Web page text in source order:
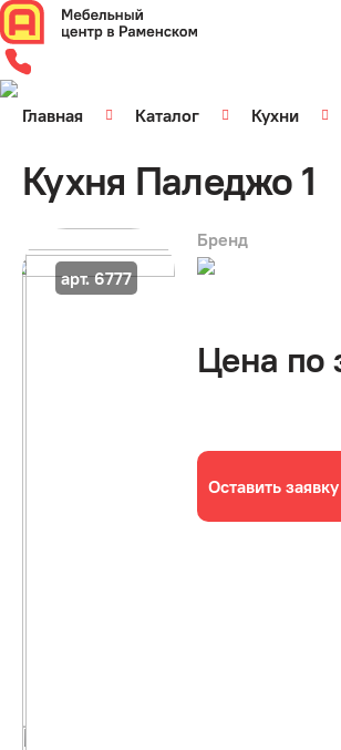
Главная Каталог Кухни
Кухня Паледжо 1
арт. 6777
Бренд
Цена по
Оставить заявку